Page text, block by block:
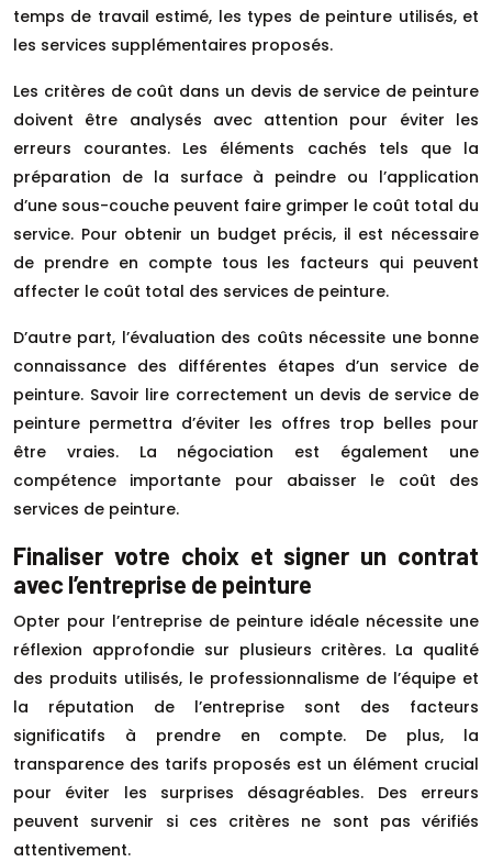
temps de travail estimé, les types de peinture utilisés, et
les services supplémentaires proposés.
Les critères de coût dans un devis de service de peinture
doivent être analysés avec attention pour éviter les
erreurs courantes. Les éléments cachés tels que la
préparation de la surface à peindre ou l’application
d’une sous-couche peuvent faire grimper le coût total du
service. Pour obtenir un budget précis, il est nécessaire
de prendre en compte tous les facteurs qui peuvent
affecter le coût total des services de peinture.
D’autre part, l’évaluation des coûts nécessite une bonne
connaissance des différentes étapes d’un service de
peinture. Savoir lire correctement un devis de service de
peinture permettra d’éviter les offres trop belles pour
être vraies. La négociation est également une
compétence importante pour abaisser le coût des
services de peinture.
Finaliser votre choix et signer un contrat
avec l’entreprise de peinture
Opter pour l’entreprise de peinture idéale nécessite une
réflexion approfondie sur plusieurs critères. La qualité
des produits utilisés, le professionnalisme de l’équipe et
la réputation de l’entreprise sont des facteurs
significatifs à prendre en compte. De plus, la
transparence des tarifs proposés est un élément crucial
pour éviter les surprises désagréables. Des erreurs
peuvent survenir si ces critères ne sont pas vérifiés
attentivement.